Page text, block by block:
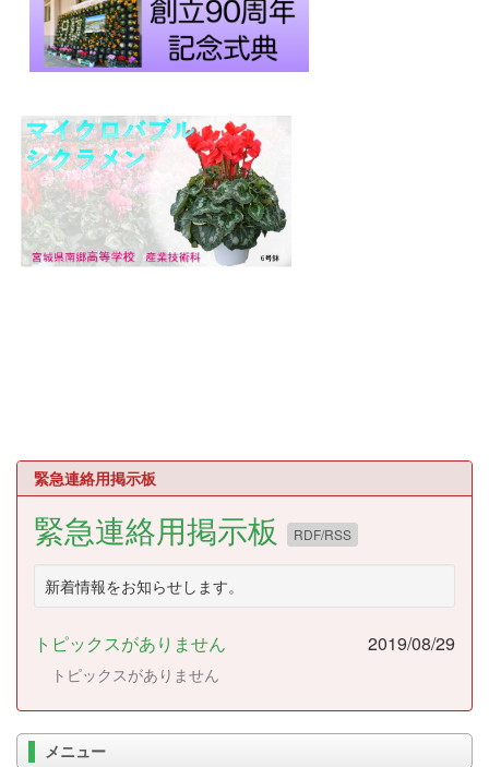
緊急連絡用掲示板
緊急連絡用掲示板 RDF/RSS
新着情報をお知らせします。
トピックスがありません 2019/08/29
トピックスがありません
メニュー